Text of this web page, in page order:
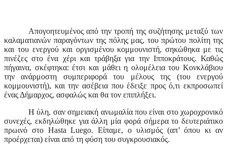
Απογοητευμένος από την τροπή της συζήτησης μεταξύ των
καλαματιανών παραγόντων της πόλης μας, του πρώτου πολίτη της
και του ενεργού και οργισμένου κομμουνιστή, σηκώθηκα με τις
πινέζες στο ένα χέρι και τράβηξα για την Ιπποκράτους. Καθώς
πήγαινα, σκέφτηκα: έτσι και μάθει η ολομέλεια του Κονκλάβιου
την ανάρμοστη συμπεριφορά του μέλους της (του ενεργού
κομμουνιστή), και την ασέβεια που έδειξε προς ό,τι εκπροσωπεί
ένας Δήμαρχος, ασφαλώς και θα τον επιπλήξει.
Η ύλη, σαν σημειακή ανωμαλία που είναι στο χωροχρονικό
συνεχές, εκδηλώθηκε για άλλη μία φορά σήμερα το δευτεριάτικο
πρωινό στο Hasta Luego. Είπαμε, ο υλισμός (απ’ όπου κι αν
προέρχεται) είναι από τη φύση του συγκρουσιακός.